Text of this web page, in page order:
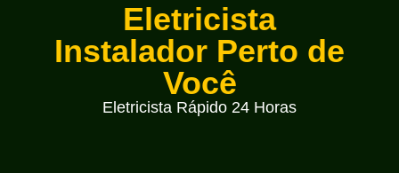
Eletricista
Instalador Perto de
Você
Eletricista Rápido 24 Horas